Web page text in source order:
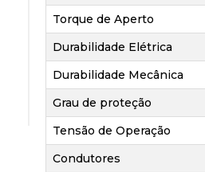
Torque de Aperto
Durabilidade Elétrica
Durabilidade Mecânica
Grau de proteção
Tensão de Operação
Condutores